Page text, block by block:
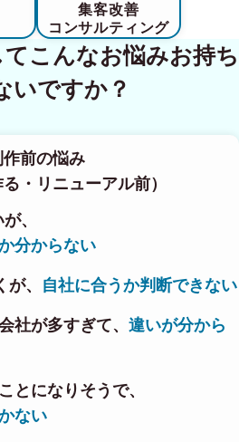
集客改善
コンサルティング
こんなお悩みお持ち
いですか？
作前の悩み
る・リニューアル前）
、
分からない
、 自社に合うか判断できない
社が多すぎて、 違いが分から
とになりそうで、
ない